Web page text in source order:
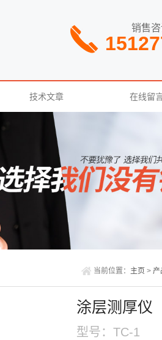
销售咨
技术文章 在线留
当前位置： 主页 > 产
涂层测厚仪
型号：TC-1